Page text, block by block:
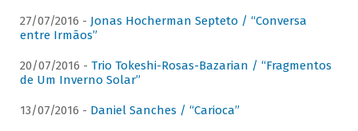
27/07/2016 - Jonas Hocherman Septeto / “Conversa
entre Irmãos”
20/07/2016 - Trio Tokeshi-Rosas-Bazarian / “Fragmentos
de Um Inverno Solar”
13/07/2016 - Daniel Sanches / “Carioca”